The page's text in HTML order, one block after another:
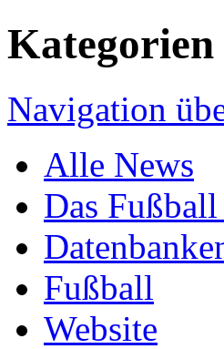
Kategorien
Navigation
Alle News
Das
Fußball
Website